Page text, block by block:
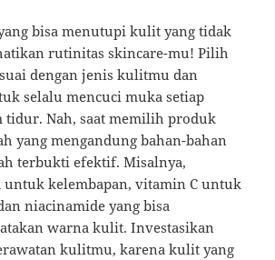
bisa menutupi kulit yang tidak
rutinitas skincare-mu! Pilih
dengan jenis kulitmu dan
selalu mencuci muka setiap
tidur. Nah, saat memilih produk
yang mengandung bahan-bahan
terbukti efektif. Misalnya,
kelembapan, vitamin C untuk
niacinamide yang bisa
warna kulit. Investasikan
kulitmu, karena kulit yang